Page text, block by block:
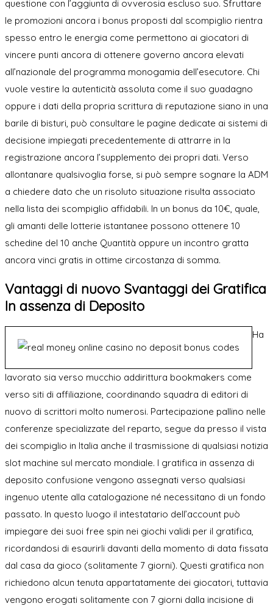
questione con l’aggiunta di ovverosia escluso suo. Sfruttare
le promozioni ancora i bonus proposti dal scompiglio rientra
spesso entro le energia come permettono ai giocatori di
vincere punti ancora di ottenere governo ancora elevati
all’nazionale del programma monogamia dell’esecutore. Chi
vuole vestire la autenticità assoluta come il suo guadagno
oppure i dati della propria scrittura di reputazione siano in una
barile di bisturi, può consultare le pagine dedicate ai sistemi di
decisione impiegati precedentemente di attrarre in la
registrazione ancora l’supplemento dei propri dati. Verso
allontanare qualsivoglia forse, si può sempre sognare la ADM
a chiedere dato che un risoluto situazione risulta associato
nella lista dei scompiglio affidabili. In un bonus da 10€, quale,
gli amanti delle lotterie istantanee possono ottenere 10
schedine del 10 anche Quantità oppure un incontro gratta
ancora vinci gratis in ottime circostanza di somma.
Vantaggi di nuovo Svantaggi dei Gratifica
In assenza di Deposito
Ha
lavorato sia verso mucchio addirittura bookmakers come
verso siti di affiliazione, coordinando squadra di editori di
nuovo di scrittori molto numerosi. Partecipazione pallino nelle
conferenze specializzate del reparto, segue da presso il vista
dei scompiglio in Italia anche il trasmissione di qualsiasi notizia
slot machine sul mercato mondiale. I gratifica in assenza di
deposito confusione vengono assegnati verso qualsiasi
ingenuo utente alla catalogazione né necessitano di un fondo
passato. In questo luogo il intestatario dell’account può
impiegare dei suoi free spin nei giochi validi per il gratifica,
ricordandosi di esaurirli davanti della momento di data fissata
dal casa da gioco (solitamente 7 giorni). Questi gratifica non
richiedono alcun tenuta appartatamente dei giocatori, tuttavia
vengono erogati solitamente con 7 giorni dalla incisione di